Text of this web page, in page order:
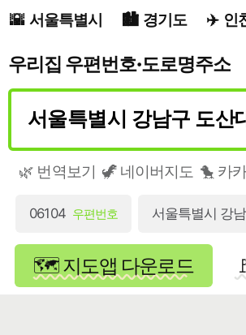
서울특별시 경기도 인
우리집 우편번호·도로명주소
🌿 번역보기 🦖 네이버지도 🐤 카
06104 우편번호 서울특별시 강
🗺️ 지도앱 다운로드